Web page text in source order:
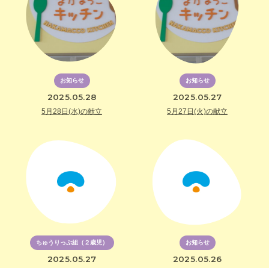
お知らせ
2025.05.28
5月28日(水)の献立
お知らせ
2025.05.27
5月27日(火)の献立
ちゅうりっぷ組（２歳児）
2025.05.27
お知らせ
2025.05.26